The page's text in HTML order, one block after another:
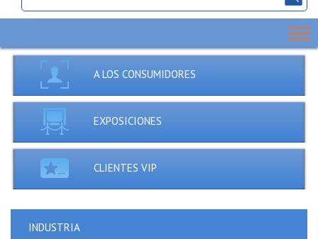
A LOS CONSUMIDORES
EXPOSICIONES
CLIENTES VIP
INDUSTRIA